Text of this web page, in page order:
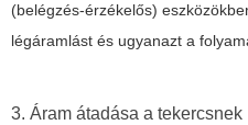
(belégzés-érzékelős)
légáramlást és ugyanazt a
3. Áram átadása a tekercsnek